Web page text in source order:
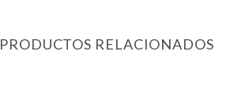
PRODUCTOS RELACIONADOS